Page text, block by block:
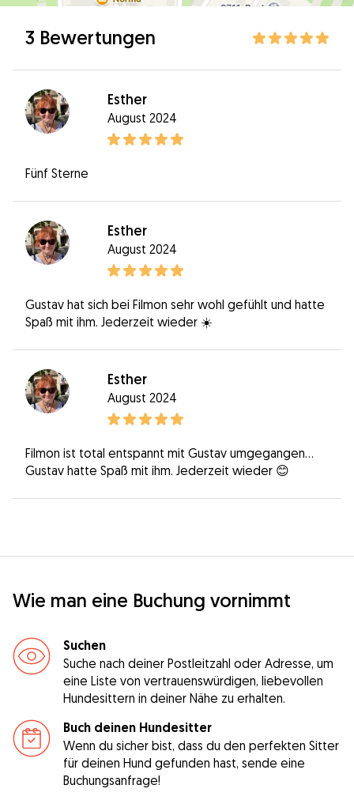
3 Bewertungen
Esther
August 2024
Fünf Sterne
Esther
August 2024
Gustav hat sich bei Filmon sehr wohl gefühlt und hatte
Spaß mit ihm. Jederzeit wieder ☀️
Esther
August 2024
Filmon ist total entspannt mit Gustav umgegangen…
Gustav hatte Spaß mit ihm. Jederzeit wieder 😊
Wie man eine Buchung vornimmt
Suchen
Suche nach deiner Postleitzahl oder Adresse, um
eine Liste von vertrauenswürdigen, liebevollen
Hundesittern in deiner Nähe zu erhalten.
Buch deinen Hundesitter
Wenn du sicher bist, dass du den perfekten Sitter
für deinen Hund gefunden hast, sende eine
Buchungsanfrage!